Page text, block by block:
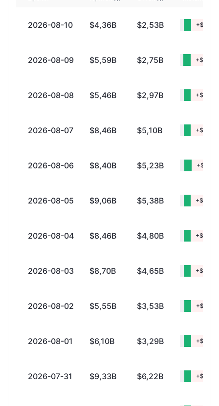
2026-08-10 $4,36B $2,53B +$1,82B
2026-08-09 $5,59B $2,75B
2026-08-08 $5,46B $2,97B
2026-08-07 $8,46B $5,10B
2026-08-06 $8,40B $5,23B +$3,17B
2026-08-05 $9,06B $5,38B
2026-08-04 $8,46B $4,80B
2026-08-03 $8,70B $4,65B
2026-08-02 $5,55B $3,53B
2026-08-01 $6,10B $3,29B +$2,81B
2026-07-31 $9,33B $6,22B +$3,10B